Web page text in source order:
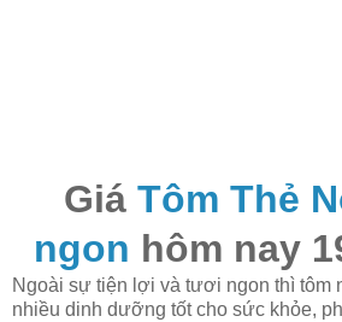
Giá Tôm Thẻ
ngon hôm nay
Ngoài sự tiện lợi và tươi ngon thì tôm
nhiều dinh dưỡng tốt cho sức khỏe,